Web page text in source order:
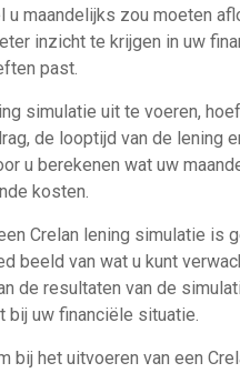
u maandelijks zou moeten
inzicht te krijgen in uw
past.
simulatie uit te voeren,
de looptijd van de lening
u berekenen wat uw
kosten.
Crelan lening simulatie is
beeld van wat u kunt
de resultaten van de
bij uw financiële situatie.
bij het uitvoeren van een